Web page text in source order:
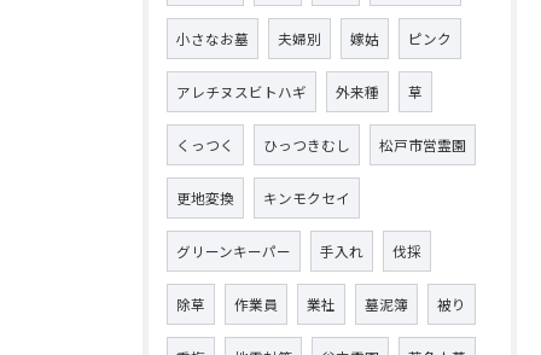
小さなお墓 夫婦別 嫁姑 ピンク
アレチヌスビトハギ 外来種 草
くっつく ひっつきむし 松戸市営霊園
更地変換 キンモクセイ
グリーンキーパー 手入れ 伐採
除草 作業員 業社 墓泥簿 被り